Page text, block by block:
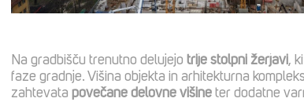
Na gradbišču trenutno delujejo trije stolpni žerjavi,
faze gradnje. Višina objekta in arhitekturna
zahtevata povečane delovne višine ter dodatne